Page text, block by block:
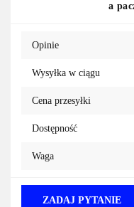
a
Opinie
Wysyłka w ciągu
Cena przesyłki
Dostępność
Waga
ZADAJ PYTANIE